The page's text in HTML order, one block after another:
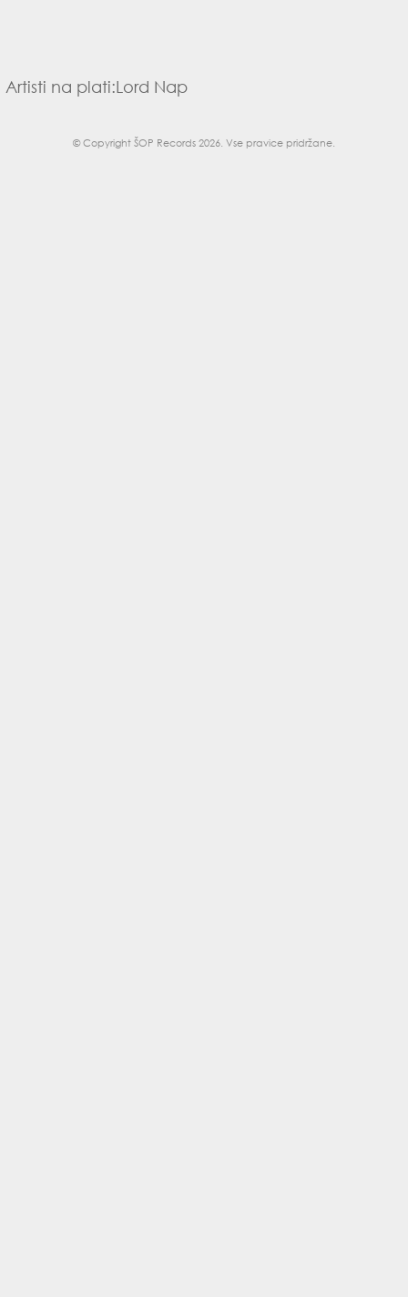
Artisti na plati:Lord Nap
© CopyrightŠOP Records 2026. Vse pravice pridržane.